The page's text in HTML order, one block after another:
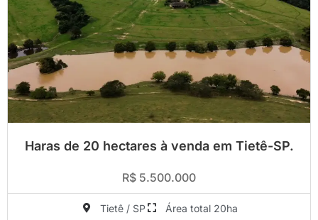
Haras de 20 hectares à venda em Tietê-SP.
R$ 5.500.000
Tietê / SP
Área total 20ha